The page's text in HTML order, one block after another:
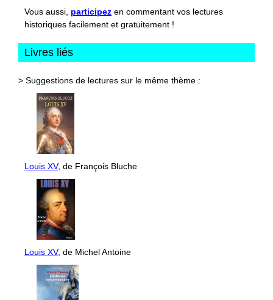
Vous aussi, participez en commentant vos lectures
historiques facilement et gratuitement !
Livres liés
> Suggestions de lectures sur le même thème :
Louis XV, de François Bluche
Louis XV, de Michel Antoine